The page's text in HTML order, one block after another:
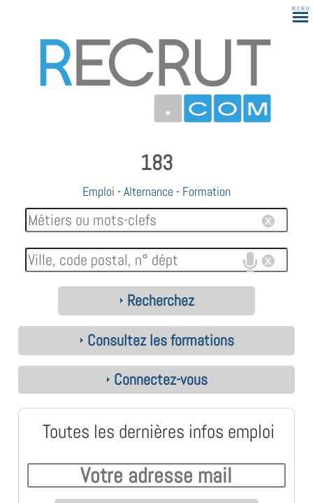
183
Emploi -Alternance - Formation
Recherchez
Consultez les formations
Connectez-vous
Toutes les dernières infos emploi